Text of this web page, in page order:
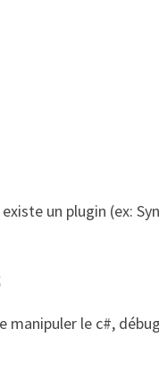
un plugin (ex:
manipuler le c#,